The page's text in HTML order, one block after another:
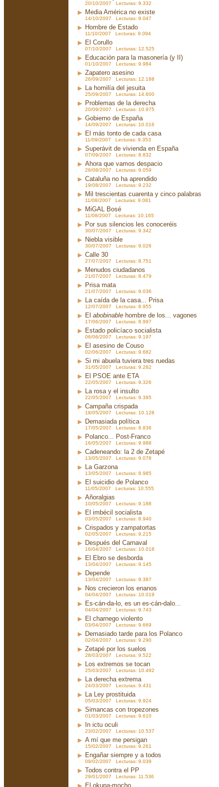
20/10/2007 Lecturas: 9.332
Media América no existe
14/10/2007 Lecturas: 9.047
Hombre de Estado
11/10/2007 Lecturas: 9.094
El Corullo
07/10/2007 Lecturas: 12.525
Educación para la masonería (y II)
01/10/2007 Lecturas: 9.984
Zapatero asesino
26/09/2007 Lecturas: 12.188
La homilía del jesuita
25/09/2007 Lecturas: 14.600
Problemas de la derecha
20/09/2007 Lecturas: 10.975
Gobierno de España
14/09/2007 Lecturas: 10.016
El más tonto de cada casa
11/09/2007 Lecturas: 9.353
Superávit de vivienda en España
07/09/2007 Lecturas: 8.832
Ahora que vamos despacio
26/08/2007 Lecturas: 9.059
Cataluña no ha aprendido
19/08/2007 Lecturas: 9.232
Mil trescientas cuarenta y cinco palabras
11/08/2007 Lecturas: 9.081
MiGAL Bosé
11/08/2007 Lecturas: 10.165
Por sus silencios les conoceréis
30/07/2007 Lecturas: 9.342
Niebla visible
30/07/2007 Lecturas: 9.026
Calle 30
27/07/2007 Lecturas: 8.751
Menudos ciudadanos
21/07/2007 Lecturas: 8.479
Prisa mata
21/07/2007 Lecturas: 9.036
La caída de la casa... Prisa
12/07/2007 Lecturas: 8.955
El abobinable hombre de los... vagones
17/06/2007 Lecturas: 8.997
Estado policíaco socialista
06/06/2007 Lecturas: 9.197
El asesino de Couso
02/06/2007 Lecturas: 9.682
Si mi abuela tuviera tres ruedas
31/05/2007 Lecturas: 9.282
El PSOE ante ETA
22/05/2007 Lecturas: 9.326
La rosa y el insulto
22/05/2007 Lecturas: 9.395
Campaña crispada
18/05/2007 Lecturas: 10.128
Demasiada política
17/05/2007 Lecturas: 8.836
Polanco... Post-Franco
16/05/2007 Lecturas: 9.988
Cadeneando: la 2 de Zetapé
13/05/2007 Lecturas: 9.078
La Garzona
13/05/2007 Lecturas: 8.985
El suicidio de Polanco
11/05/2007 Lecturas: 10.555
Añoralgias
10/05/2007 Lecturas: 9.188
El imbécil socialista
03/05/2007 Lecturas: 8.940
Crispados y zampatortas
02/05/2007 Lecturas: 9.215
Después del Carnaval
16/04/2007 Lecturas: 10.018
El Ebro se desborda
13/04/2007 Lecturas: 9.145
Depende
13/04/2007 Lecturas: 9.387
Nos crecieron los enanos
04/04/2007 Lecturas: 10.019
Es-cán-da-lo, es un es-cán-dalo...
04/04/2007 Lecturas: 9.743
El charnego violento
03/04/2007 Lecturas: 9.669
Demasiado tarde para los Polanco
02/04/2007 Lecturas: 9.290
Zetapé por los suelos
28/03/2007 Lecturas: 9.522
Los extremos se tocan
25/03/2007 Lecturas: 10.492
La derecha extrema
24/03/2007 Lecturas: 9.431
La Ley prostituida
05/03/2007 Lecturas: 9.924
Simancas con tropezones
01/03/2007 Lecturas: 9.610
In ictu oculi
23/02/2007 Lecturas: 10.537
A mí que me persigan
15/02/2007 Lecturas: 9.261
Engañar siempre y a todos
09/02/2007 Lecturas: 9.039
Todos contra el PP
29/01/2007 Lecturas: 11.536
El okupa-mocho